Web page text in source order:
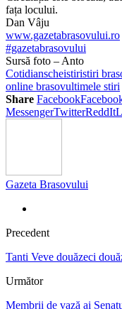
fața locului.
Dan Vâju
www.gazetabrasovului.ro
#gazetabrasovului
Sursă foto – Anto
Cotidianscheistiristiri
online brasovultimele stiri
Share Facebook
MessengerTwitterReddIt
Gazeta Brasovului
Precedent
Tanti Veve douăzeci
Următor
Membrii de vază ai